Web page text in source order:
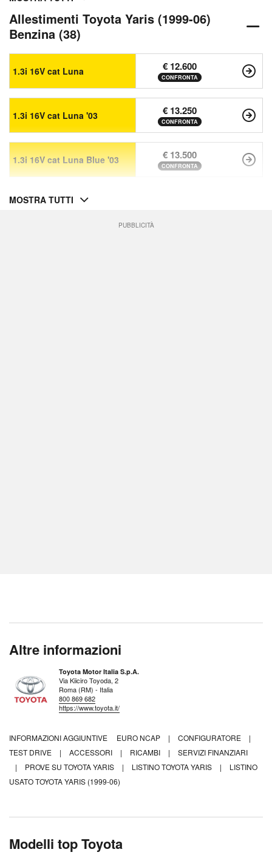
Allestimenti Toyota Yaris (1999-06)
Benzina (38)
1.3i 16V cat Luna € 12.600
CONFRONTA
1.3i 16V cat Luna '03 € 13.250
CONFRONTA
1.3i 16V cat Luna Blue '03 € 13.500
CONFRONTA
MOSTRA TUTTI
PUBBLICITÀ
Altre informazioni
Toyota Motor Italia S.p.A.
Via Kiiciro Toyoda, 2
Roma (RM) - Italia
800 869 682
https://www.toyota.it/
INFORMAZIONI AGGIUNTIVE EURO NCAP | CONFIGURATORE
|
TEST DRIVE
| ACCESSORI | RICAMBI |
SERVIZI FINANZIARI
|
PROVE SU TOYOTA YARIS | LISTINO TOYOTA YARIS |
LISTINO
USATO TOYOTA YARIS (1999-06)
Modelli top Toyota